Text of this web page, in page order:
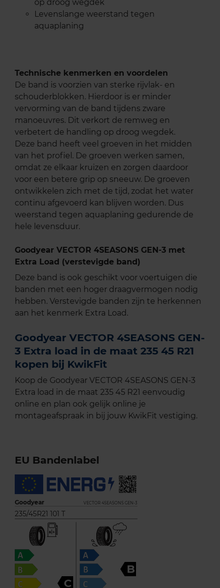
op droog wegdek
Levenslange weerstand tegen
aquaplaning
Technische kenmerken en voordelen
De band is voorzien van sterke rijvlak- en
schouderblokken. Hierdoor is er minder
vervorming van de band tijdens zware
manoeuvres. Dit verkort de remweg en
verbetert de handling op droog wegdek.
Deze band heeft veel groeven in het midden
van het profiel. De groeven werken samen,
omdat ze elkaar kruizen en zorgen daardoor
voor een betere grip op sneeuw. De groeven
ontwikkelen zich met de tijd, zodat het water
continu afgevoerd kan blijven worden. Dus
weerstand tegen aquaplaning gedurende de
hele levensduur.
Goodyear VECTOR 4SEASONS GEN-3 met
Extra Load (verstevigde band)
Deze band is ook geschikt voor voertuigen die
banden met een hoger draagvermogen nodig
hebben. Verstevigde banden zijn te herkennen
aan het kenmerk Extra Load.
Goodyear VECTOR 4SEASONS GEN-
3 Extra load in de maat 235 45 R21
kopen bij KwikFit
Koop de Goodyear VECTOR 4SEASONS GEN-3
Extra load in de maat 235 45 R21 eenvoudig
online en plan ook gelijk online je
montageafspraak in bij jouw KwikFit vestiging.
EU Bandenlabel
Goodyear VECTOR 4SEASONS GEN-3
235/45R21 101 T
C
B